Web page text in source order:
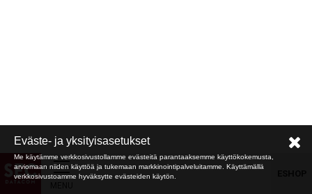
Eväste- ja yksityisasetukset
Me käytämme verkkosivustollamme evästeitä parantaaksemme käyttökokemusta,
arviomaan niiden käyttöä ja tukemaan markkinointipalveluitamme. Käyttämällä
verkkosivustoamme hyväksytte evästeiden käytön.